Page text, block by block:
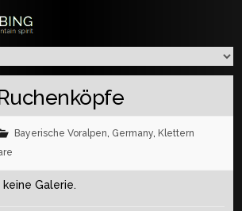
Bayerische Voralpen, Germany, Klettern
Galerie.